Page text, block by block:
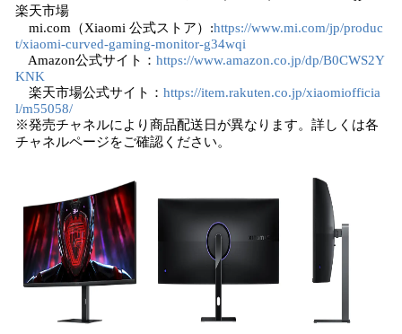
楽天市場
mi.com（Xiaomi 公式ストア）:https://www.mi.com/jp/produc
t/xiaomi-curved-gaming-monitor-g34wqi
Amazon公式サイト： https://www.amazon.co.jp/dp/B0CWS2Y
KNK
楽天市場公式サイト： https://item.rakuten.co.jp/xiaomiofficia
l/m55058/
※発売チャネルにより商品配送日が異なります。詳しくは各
チャネルページをご確認ください。